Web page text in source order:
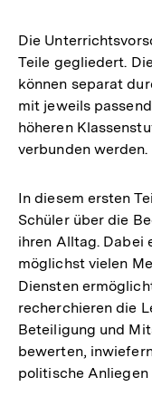
Die
Teile gegliedert.
können separat
mit jeweils
höheren
verbunden werden.
In diesem ersten
Schüler über die
ihren Alltag. Dabei
möglichst vielen
Diensten
recherchieren die
Beteiligung und
bewerten,
politische Anliegen